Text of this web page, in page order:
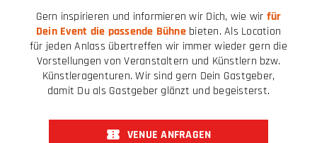
Gern inspirieren und informieren wir Dich, wie wir für
Dein Event die passende Bühnebieten. Als Location
für jeden Anlass übertreffen wir immer wieder gern die
Vorstellungen von Veranstaltern und Künstlern bzw.
Künstleragenturen. Wir sind gern Dein Gastgeber,
damit Du als Gastgeber glänzt und begeisterst.
VENUE ANFRAGEN